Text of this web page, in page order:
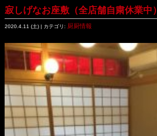
寂しげなお座敷（全店舗自粛休業中）
2020.4.11 (土) | カテゴリ: 厨厨情報